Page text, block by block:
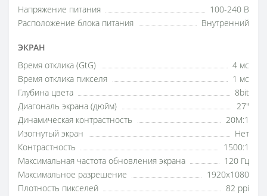
Напряжение питания
100-240 В
Расположение блока питания
Внутренний
ЭКРАН
Время отклика (GtG)
4 мс
Время отклика пикселя
1 мс
Глубина цвета
8bit
Диагональ экрана (дюйм)
27"
Динамическая контрастность
20M:1
Изогнутый экран
Нет
Контрастность
1500:1
Максимальная частота обновления экрана
120 Гц
Максимальное разрешение
1920x1080
Плотность пикселей
82 ppi